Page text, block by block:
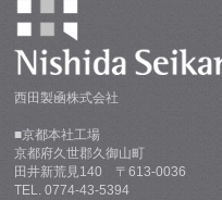
西田製凾株式会社
■京都本社工場
京都府久世郡久御山町
田井新荒見140 〒613-0036
TEL. 0774-43-5394